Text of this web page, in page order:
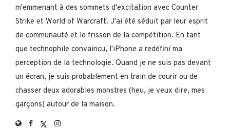
m'emmenant à des sommets d'excitation avec Counter
Strike et World of Warcraft. J'ai été séduit par leur esprit
de communauté et le frisson de la compétition. En tant
que technophile convaincu, l'iPhone a redéfini ma
perception de la technologie. Quand je ne suis pas devant
un écran, je suis probablement en train de courir ou de
chasser deux adorables monstres (heu, je veux dire, mes
garçons) autour de la maison.